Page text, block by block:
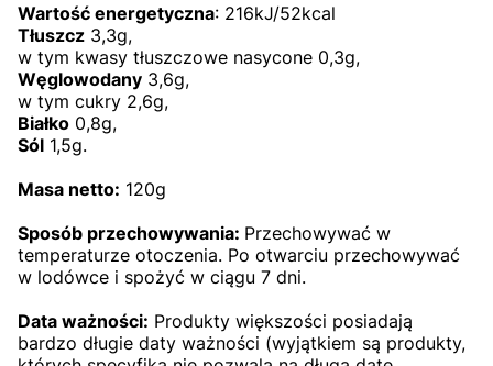
Wartość energetyczna: 216kJ/52kcal
Tłuszcz 3,3g,
w tym kwasy tłuszczowe nasycone 0,3g,
Węglowodany 3,6g,
w tym cukry 2,6g,
Białko 0,8g,
Sól 1,5g.
Masa netto: 120g
Sposób przechowywania: Przechowywać w
temperaturze otoczenia. Po otwarciu przechowywać
w lodówce i spożyć w ciągu 7 dni.
Data ważności: Produkty większości posiadają
bardzo długie daty ważności (wyjątkiem są produkty,